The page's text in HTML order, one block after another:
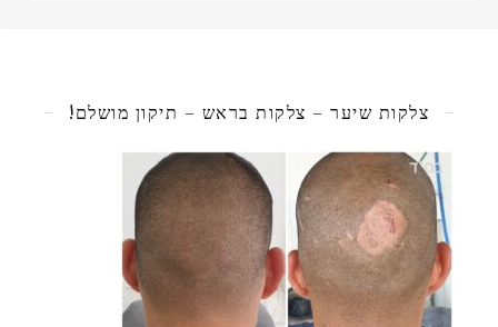
צלקות שיער – צלקות בראש – תיקון מושלם!